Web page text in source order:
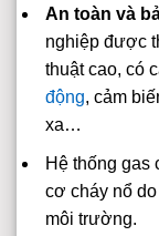
An toàn và
nghiệp được
thuật cao, có
động, cảm
xa…
Hệ thống gas
cơ cháy nổ
môi trường.